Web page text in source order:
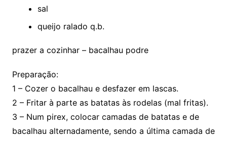
sal
queijo ralado q.b.
prazer a cozinhar – bacalhau podre
Preparação:
1 – Cozer o bacalhau e desfazer em lascas.
2 – Fritar à parte as batatas às rodelas (mal fritas).
3 – Num pirex, colocar camadas de batatas e de
bacalhau alternadamente, sendo a última camada de